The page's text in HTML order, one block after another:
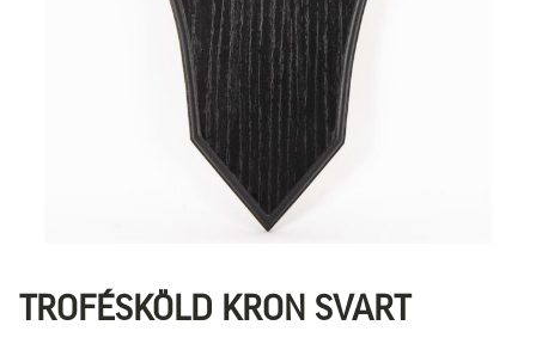
TROFÉSKÖLD KRON SVART